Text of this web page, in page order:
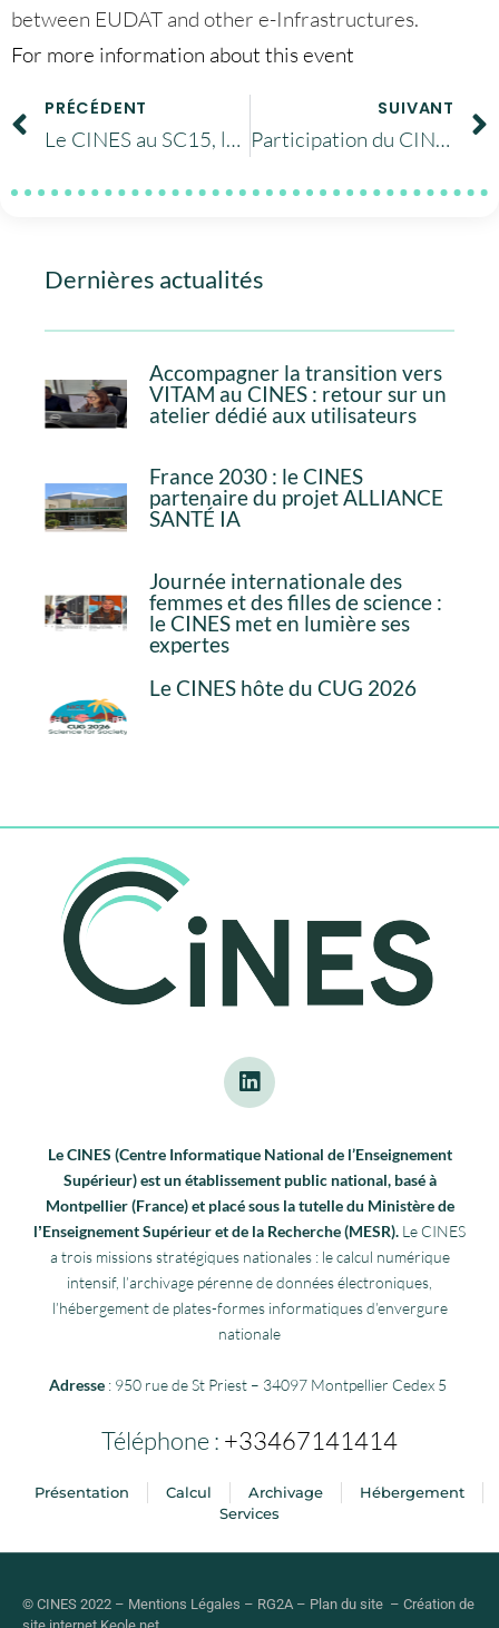
between EUDAT and other e-Infrastructures.
For more information about this event
PRÉCÉDENT
Le CINES au SC15, la grand-messe du calcul haute performance
SUIVANT
Participation du CINES au workshop de la cellule de veille technologique du GENCI
Dernières actualités
Accompagner la transition vers
VITAM au CINES : retour sur un
atelier dédié aux utilisateurs
France 2030 : le CINES
partenaire du projet ALLIANCE
SANTÉ IA
Journée internationale des
femmes et des filles de science :
le CINES met en lumière ses
expertes
Le CINES hôte du CUG 2026
Le CINES (Centre Informatique National de l’Enseignement
Supérieur) est un établissement public national, basé à
Montpellier (France) et placé sous la tutelle du Ministère de
lʼEnseignement Supérieur et de la Recherche (MESR). Le CINES
a trois missions stratégiques nationales : le calcul numérique
intensif, l’archivage pérenne de données électroniques,
l’hébergement de plates-formes informatiques d’envergure
nationale
Adresse : 950 rue de St Priest – 34097 Montpellier Cedex 5
Téléphone : +33467141414
Présentation Calcul Archivage
Hébergement
Services
© CINES 2022 – Mentions Légales – RG2A – Plan du site – Création de